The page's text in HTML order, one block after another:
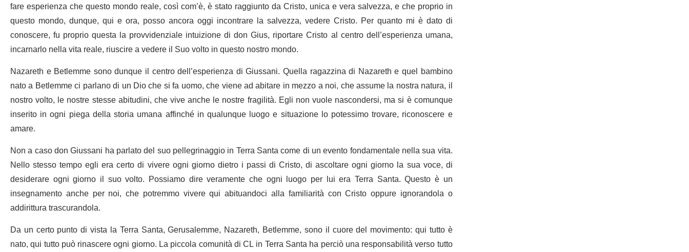
fare esperienza che questo mondo reale, così com’è, è stato raggiunto da Cristo, unica e vera salvezza, e che proprio in
questo mondo, dunque, qui e ora, posso ancora oggi incontrare la salvezza, vedere Cristo. Per quanto mi è dato di
conoscere, fu proprio questa la provvidenziale intuizione di don Gius, riportare Cristo al centro dell’esperienza umana,
incarnarlo nella vita reale, riuscire a vedere il Suo volto in questo nostro mondo.
Nazareth e Betlemme sono dunque il centro dell’esperienza di Giussani. Quella ragazzina di Nazareth e quel bambino
nato a Betlemme ci parlano di un Dio che si fa uomo, che viene ad abitare in mezzo a noi, che assume la nostra natura, il
nostro volto, le nostre stesse abitudini, che vive anche le nostre fragilità. Egli non vuole nascondersi, ma si è comunque
inserito in ogni piega della storia umana affinché in qualunque luogo e situazione lo potessimo trovare, riconoscere e
amare.
Non a caso don Giussani ha parlato del suo pellegrinaggio in Terra Santa come di un evento fondamentale nella sua vita.
Nello stesso tempo egli era certo di vivere ogni giorno dietro i passi di Cristo, di ascoltare ogni giorno la sua voce, di
desiderare ogni giorno il suo volto. Possiamo dire veramente che ogni luogo per lui era Terra Santa. Questo è un
insegnamento anche per noi, che potremmo vivere qui abituandoci alla familiarità con Cristo oppure ignorandola o
addirittura trascurandola.
Da un certo punto di vista la Terra Santa, Gerusalemme, Nazareth, Betlemme, sono il cuore del movimento: qui tutto è
nato, qui tutto può rinascere ogni giorno. La piccola comunità di CL in Terra Santa ha perciò una responsabilità verso tutto